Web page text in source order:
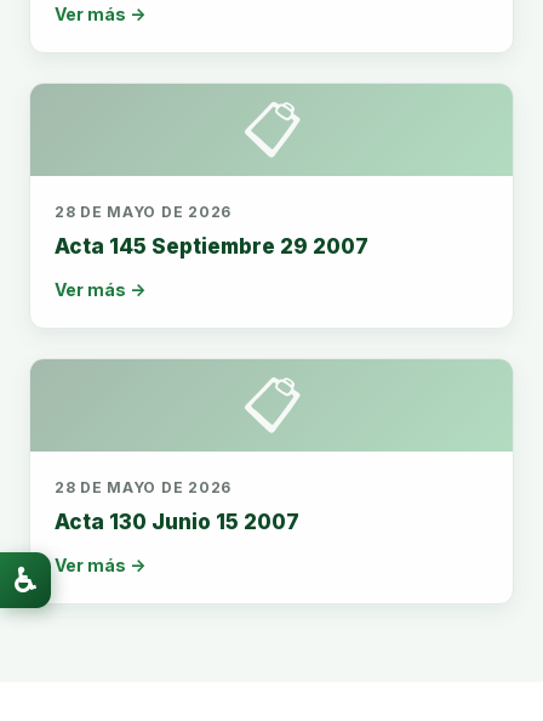
Ver más →
📋
28 DE MAYO DE 2026
Acta 145 Septiembre 29 2007
Ver más →
📋
28 DE MAYO DE 2026
Acta 130 Junio 15 2007
Ver más →
♿